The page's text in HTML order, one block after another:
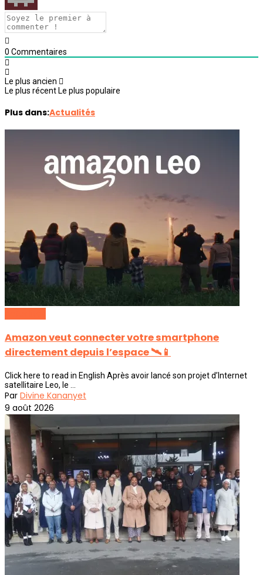
0 Commentaires
Le plus ancien
Le plus récent Le plus populaire
Plus dans:Actualités
Amazon veut connecter votre smartphone
directement depuis l’espace 🛰️📱
Click here to read in English Après avoir lancé son projet d’Internet
satellitaire Leo, le ...
Par Divine Kananyet
9 août 2026